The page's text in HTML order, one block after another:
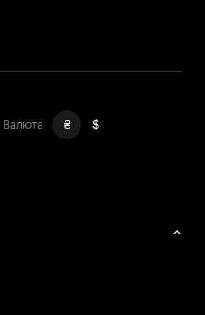
Валюта ₴ $